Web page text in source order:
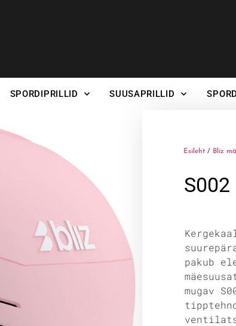
SPORDIPRILLID SUUSAPRILLID
Esileht / Bliz
S002
pakub
mugav